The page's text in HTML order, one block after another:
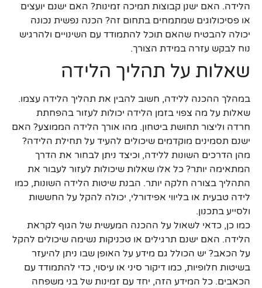
הלידה. האם ישנן קבוצות תמיכה זמינות? האם ישנם יועצים
או פסיכולוגים שמתמחים בתחום זה? הכנה נפשית נכונה
יכולה להבטיח שהאם תוכל להתמודד עם השינויים ולהרגיש
נוח לבקש עזרה במידת הצורך.
שאלות על תהליך הלידה
במהלך ההכנה ללידה, חשוב להבין את תהליך הלידה עצמו.
שאלות על מה צפוי בזמן הלידה יכולות לעזור בהפחתת
חרדה וליצור תחושת ביטחון. מהו אורך הלידה הממוצע? האם
ישנם תסמינים מוקדמים שיכולים להעיד על תחילת הלידה?
מהן הדרכים השונות ללידה, וכיצד ניתן לבחור את הדרך
המתאימה יותר? כל אלו שאלות שיכולות לעזור לעבור את
התהליך בצורה חלקה יותר. הבנת שיטות הלידה השונות, כמו
לידה טבעית או בליווי אפידורלי, יכולה להקל על החששות
ולסייע בתכנון.
כמו כן, כדאי לשאול על ההכנה המעשית של הגוף לקראת
הלידה. האם ישנם תרגילים או טכניקות נשימה שיכולים להקל
על הכאב? יש הכולל גם מידע על האופן שבו ניתן להיעזר
בשיטות חלופיות, כמו דיקור סיני או עיסוי, כדי להתמודד עם
הכאבים. כל המידע הזה, יחד עם זמינות של בני משפחה